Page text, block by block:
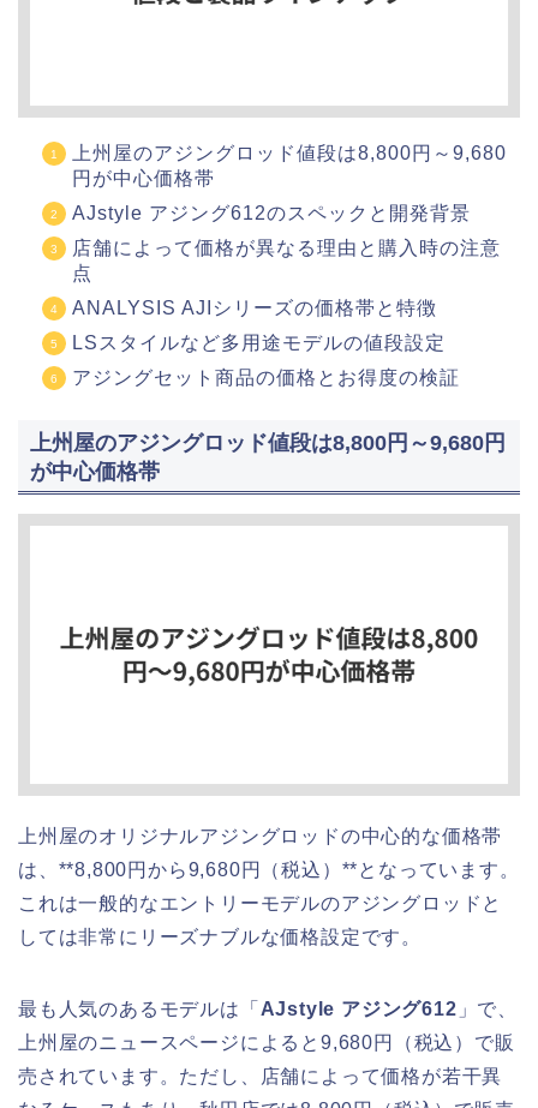
上州屋のアジングロッド値段は8,800円～9,680
円が中心価格帯
AJstyle アジング612のスペックと開発背景
店舗によって価格が異なる理由と購入時の注意
点
ANALYSIS AJIシリーズの価格帯と特徴
LSスタイルなど多用途モデルの値段設定
アジングセット商品の価格とお得度の検証
上州屋のアジングロッド値段は8,800円～9,680円
が中心価格帯
上州屋のオリジナルアジングロッドの中心的な価格帯
は、**8,800円から9,680円（税込）**となっています。
これは一般的なエントリーモデルのアジングロッドと
しては非常にリーズナブルな価格設定です。
最も人気のあるモデルは「 AJstyle アジング612 」で、
上州屋のニュースページによると9,680円（税込）で販
売されています。ただし、店舗によって価格が若干異